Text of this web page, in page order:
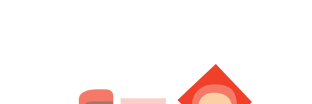
power, which currently generates 70% of the country’s
electricity. The NSG reported an increasingly difficult